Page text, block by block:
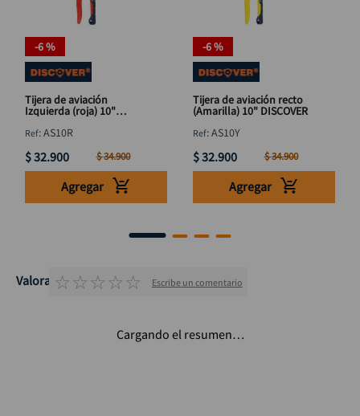
-6 %
Tijera de aviación
Izquierda (roja) 10"
:AS10R
$32.900 $34.900
Agregar
-6 %
Tijera de aviación recto
(Amarilla) 10" DISCOVER
:AS10Y
$32.900 $34.900
Agregar
Valoraciones
☆☆☆☆☆ Escribe un comentario
Cargando el resumen…